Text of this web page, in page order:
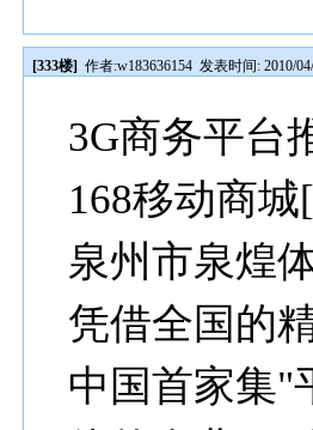
[333楼] 作者:w183636154 发表时间: 2010/
3G商务平台
168移动商
泉州市泉煌
凭借全国的
中国首家集"